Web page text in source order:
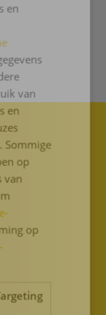
ook wat
in de
en
van
en
Sommige
op
van
op